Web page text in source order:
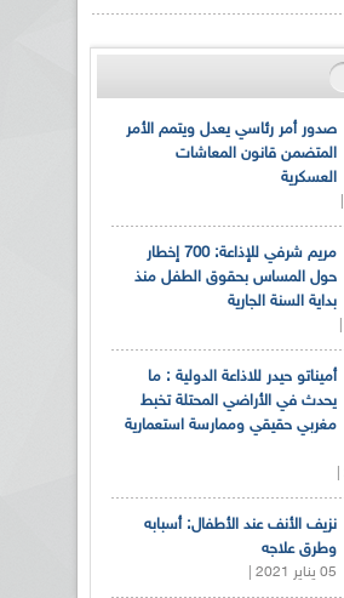
صدور أمر رئاسي يعدل ويتمم الأمر
المتضمن قانون المعاشات
العسكرية
مريم شرفي للإذاعة: 700 إخطار
حول المساس بحقوق الطفل منذ
بداية السنة الجارية
أميناتو حيدر للاذاعة الدولية : ما
يحدث في الأراضي المحتلة تخبط
مغربي حقيقي وممارسة استعمارية
نزيف الأنف عند الأطفال: أسبابه
وطرق علاجه
05 يناير 2021 |